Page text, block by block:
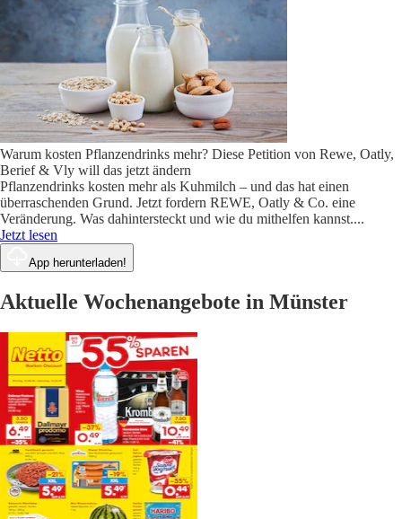
Warum kosten Pflanzendrinks mehr? Diese Petition von Rewe, Oatly,
Berief & Vly will das jetzt ändern
Pflanzendrinks kosten mehr als Kuhmilch – und das hat einen
überraschenden Grund. Jetzt fordern REWE, Oatly & Co. eine
Veränderung. Was dahintersteckt und wie du mithelfen kannst....
Jetzt lesen
App herunterladen!
Aktuelle Wochenangebote in Münster